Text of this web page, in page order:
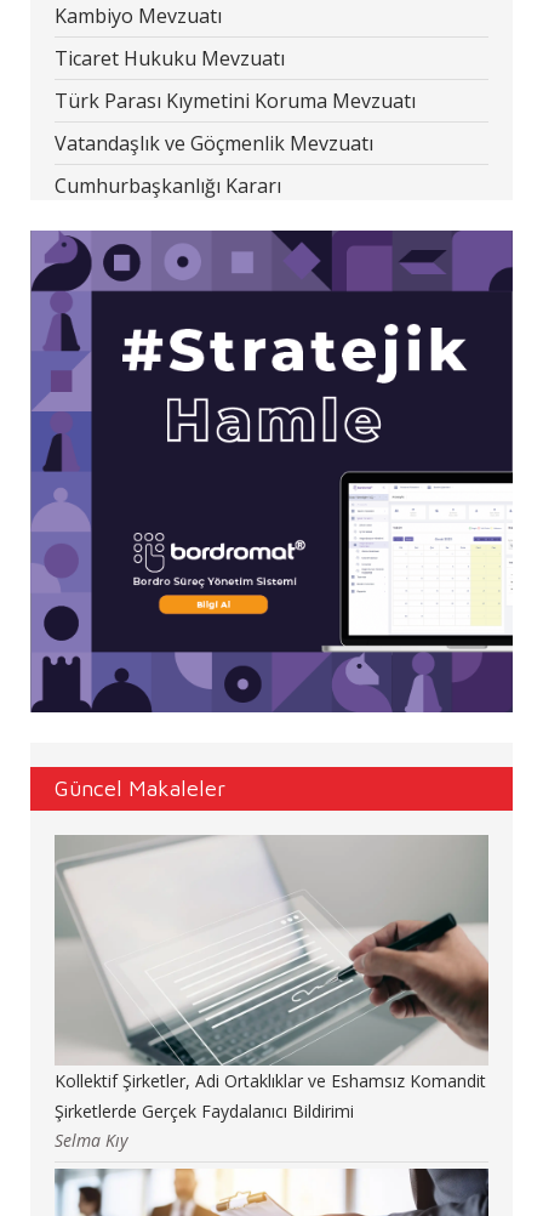
Kambiyo Mevzuatı
Ticaret Hukuku Mevzuatı
Türk Parası Kıymetini Koruma Mevzuatı
Vatandaşlık ve Göçmenlik Mevzuatı
Cumhurbaşkanlığı Kararı
Güncel Makaleler
Kollektif Şirketler, Adi Ortaklıklar ve Eshamsız Komandit
Şirketlerde Gerçek Faydalanıcı Bildirimi
Selma Kıy